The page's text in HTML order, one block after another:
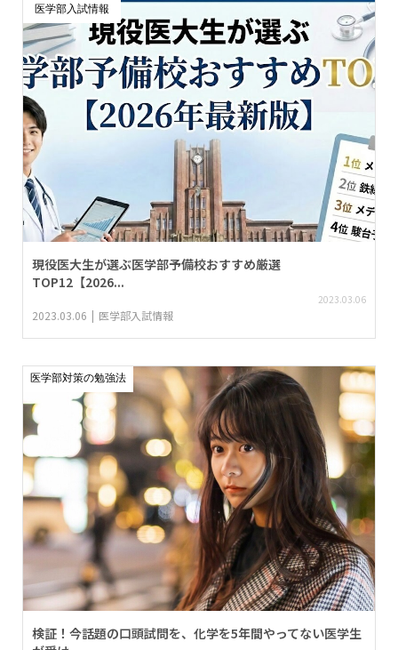
医学部入試情報
現役医大生が選ぶ医学部予備校おすすめ厳選
TOP12【2026...
2023.03.06
2023.03.06 医学部入試情報
医学部対策の勉強法
検証！今話題の口頭試問を、化学を5年間やってない医学生